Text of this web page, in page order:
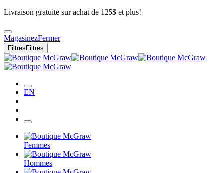
Livraison gratuite sur achat de 125$ et plus!
MagasinezFermer
Filtres Filtres
EN
Femmes
Hommes